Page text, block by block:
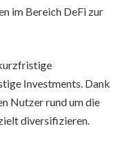
im Bereich DeFi zur
Investments. Dank
Nutzer rund um die
diversifizieren.